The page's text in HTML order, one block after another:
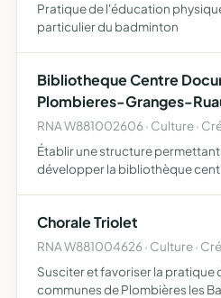
Pratique de l'éducation
particulier du badminton
Bibliotheque Centre
Plombieres-Granges-
RNA W881002606 · Culture ·
Établir une structure
développer la bibliothèque
Chorale Triolet
RNA W881004626 · Culture ·
Susciter et favoriser la pratique
communes de Plombières les